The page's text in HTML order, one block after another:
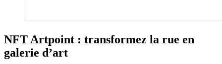
NFT Artpoint : transformez la rue en
galerie d’art